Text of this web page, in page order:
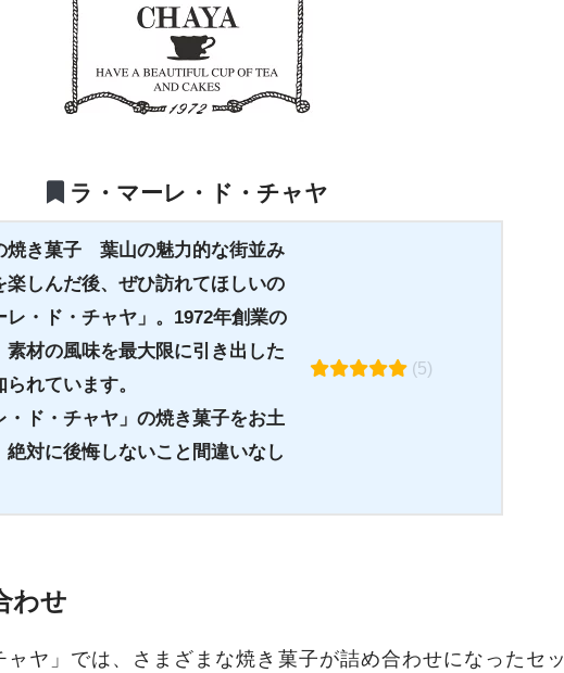
ラ・マーレ・ド・チャヤ
焼き菓子 葉山の魅力的な街並み
楽しんだ後、ぜひ訪れてほしいの
レ・ド・チャヤ」。1972年創業の
素材の風味を最大限に引き出した
れています。
・ド・チャヤ」の焼き菓子をお土
絶対に後悔しないこと間違いなし
(5)
わせ
ャヤ」では、さまざまな焼き菓子が詰め合わせになったセッ